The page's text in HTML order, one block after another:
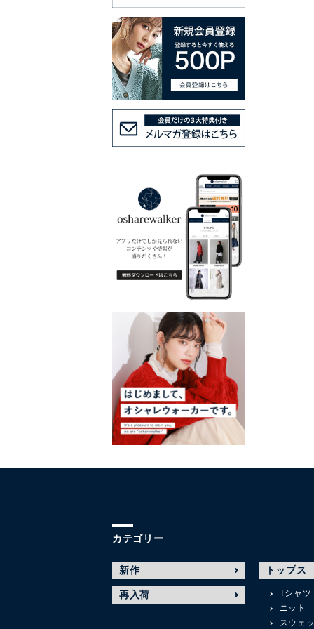
カテゴリー
新作
再入荷
トップス
Tシャツ
ニット
スウェ